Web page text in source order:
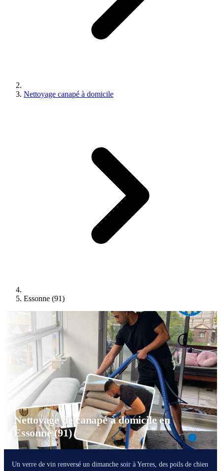
Nettoyage canapé à domicile
Essonne (91)
Nettoyage de canapé à domicile en
Essonne (91)
Un verre de vin renversé un dimanche soir à Yerres, des poils de chien